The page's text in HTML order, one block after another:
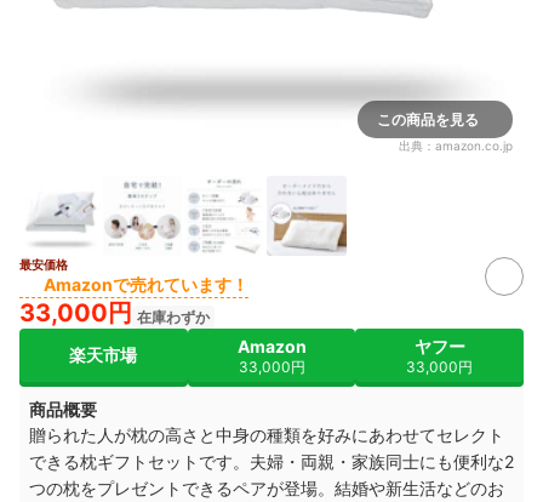
この商品を見る
出典： amazon.co.jp
最安価格
Amazonで売れています！
33,000円 在庫わずか
楽天市場 Amazon
33,000円
ヤフー
33,000円
商品概要
贈られた人が枕の高さと中身の種類を好みにあわせてセレクト
できる枕ギフトセットです。 夫婦・両親・家族同士にも便利な2
つの枕をプレゼントできるペアが登場。結婚や新生活などのお